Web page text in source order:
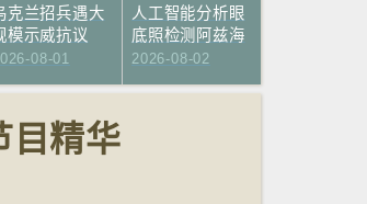
万八千里
克兰招兵遇大
模示威抗议
08-01
太阳底下新鲜事
人工智能分析眼
底照检测阿兹海
默…
2026-08-02
目精华